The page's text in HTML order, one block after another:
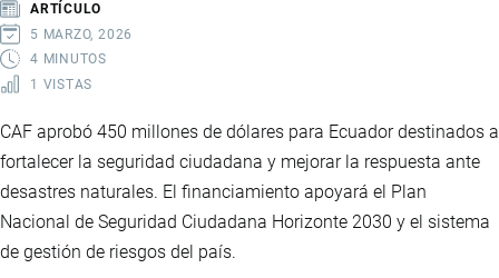
ARTÍCULO
5 MARZO, 2026
4 MINUTOS
1 VISTAS
CAF aprobó 450 millones de dólares para Ecuador destinados a
fortalecer la seguridad ciudadana y mejorar la respuesta ante
desastres naturales. El financiamiento apoyará el Plan
Nacional de Seguridad Ciudadana Horizonte 2030 y el sistema
de gestión de riesgos del país.